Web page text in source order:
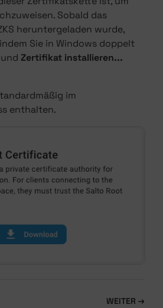
Sobald das
heruntergeladen wurde,
Sie in Windows doppelt
Zertifikat installieren...
im
enthalten.
WEITER